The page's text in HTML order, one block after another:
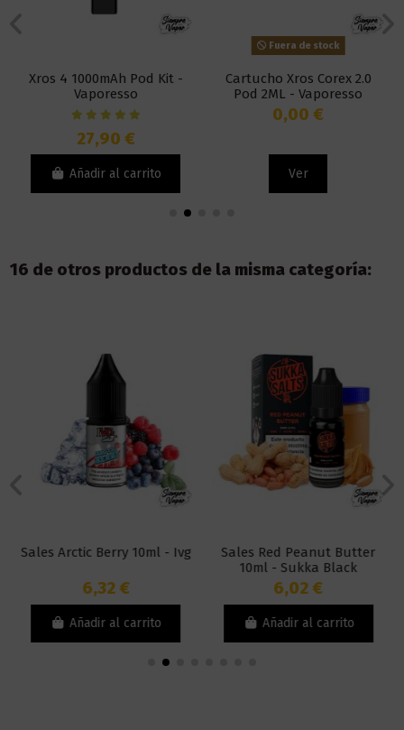
Xros 4 1000mAh Pod Kit -
Vaporesso
27,90 €
Añadir al carrito
Fuera de stock
Cartucho Xros Corex 2.0
Pod 2ML - Vaporesso
0,00 €
Ver
16 de otros productos de la misma categoría:
Sales Arctic Berry 10ml - Ivg
6,32 €
Añadir al carrito
Sales Red Peanut Butter
10ml - Sukka Black
6,02 €
Añadir al carrito